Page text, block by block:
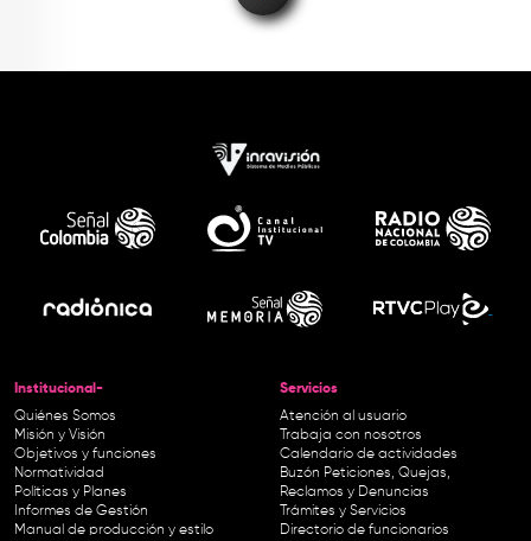
Institucional-
Quiénes Somos
Misión y Visión
Objetivos y funciones
Normatividad
Políticas y Planes
Informes de Gestión
Manual de producción y estilo
Servicios
Atención al usuario
Trabaja con nosotros
Calendario de actividades
Buzón Peticiones, Quejas,
Reclamos y Denuncias
Trámites y Servicios
Directorio de funcionarios